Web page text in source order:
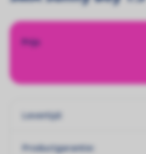
Prijs
Levertijd:
Productgarantie: